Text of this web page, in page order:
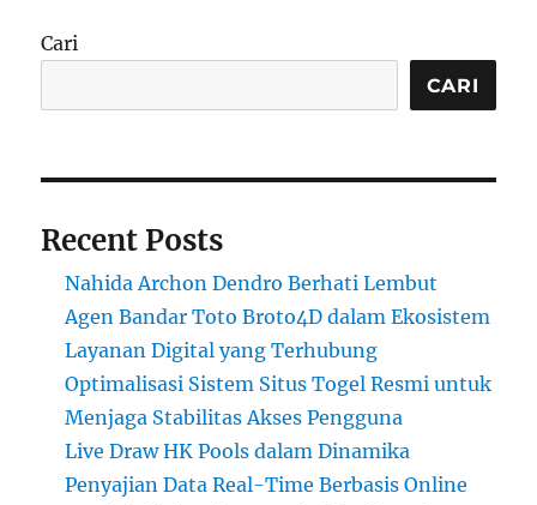
Cari
CARI
Recent Posts
Nahida Archon Dendro Berhati Lembut
Agen Bandar Toto Broto4D dalam Ekosistem
Layanan Digital yang Terhubung
Optimalisasi Sistem Situs Togel Resmi untuk
Menjaga Stabilitas Akses Pengguna
Live Draw HK Pools dalam Dinamika
Penyajian Data Real-Time Berbasis Online